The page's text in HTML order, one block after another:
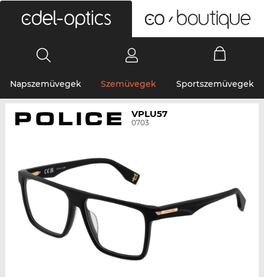
Napszemüvegek Szemüvegek Sportszemüvegek
VPLU57
0703